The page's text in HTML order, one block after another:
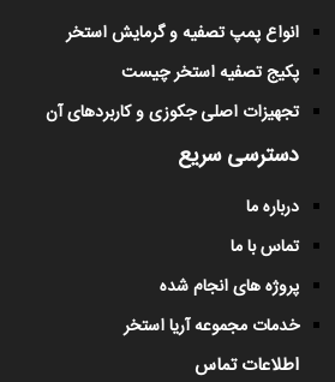
انواع پمپ تصفیه و گرمایش استخر
پکیج تصفیه استخر چیست
تجهیزات اصلی جکوزی و کاربردهای آن
دسترسی سریع
درباره ما
تماس با ما
پروژه های انجام شده
خدمات مجموعه آریا استخر
اطلاعات تماس